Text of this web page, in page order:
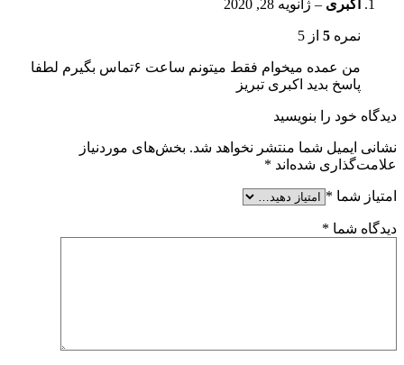
اکبری – ژانویه 28, 2020
نمره 5 از 5
من عمده میخوام فقط میتونم ساعت ۶تماس بگیرم لطفا
پاسخ بدید اکبری تبریز
دیدگاه خود را بنویسید
نشانی ایمیل شما منتشر نخواهد شد. بخش‌های موردنیاز
علامت‌گذاری شده‌اند *
امتیاز شما *
دیدگاه شما *